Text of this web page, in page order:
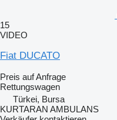
15
VIDEO
Fiat DUCATO
Preis auf Anfrage
Rettungswagen
Türkei, Bursa
KURTARAN AMBULANS